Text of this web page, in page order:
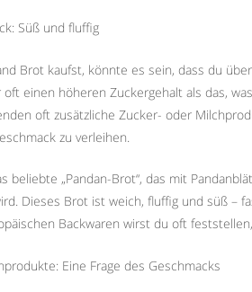
Süß und fluffig
Brot kaufst, könnte es sein, dass du
einen höheren Zuckergehalt als das,
oft zusätzliche Zucker- oder
zu verleihen.
beliebte „Pandan-Brot“, das mit
Dieses Brot ist weich, fluffig und süß –
Backwaren wirst du oft
Eine Frage des Geschmacks